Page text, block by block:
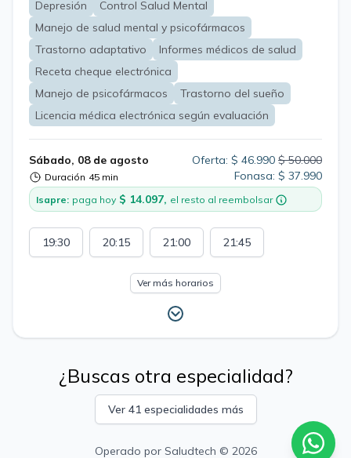
Depresión
Control Salud Mental
Manejo de salud mental y psicofármacos
Trastorno adaptativo
Informes médicos de salud
Receta cheque electrónica
Manejo de psicofármacos
Trastorno del sueño
Licencia médica electrónica según evaluación
Sábado, 08 de agosto
Duración 45 min
Oferta: $ 46.990 $ 50.000
Fonasa: $ 37.990
Isapre: paga hoy $ 14.097, el resto al reembolsar
19:30 20:15 21:00 21:45
Ver más horarios
¿Buscas otra especialidad?
Ver 41 especialidades más
Operado por Saludtech © 2026